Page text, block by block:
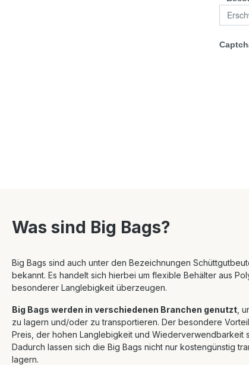
Was sind Big Bags?
Big Bags sind auch unter den Bezeichnungen
bekannt. Es handelt sich hierbei um flexible Behälter aus
besonderer Langlebigkeit überzeugen.
Big Bags werden in verschiedenen Branchen genutzt ,
zu lagern und/oder zu transportieren. Der besondere
Preis, der hohen Langlebigkeit und Wiederverwendbarkeit
Dadurch lassen sich die Big Bags nicht nur kostengünstig
lagern.